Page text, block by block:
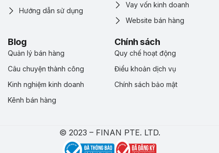
Hướng dẫn sử dụng
Vay vốn kinh doanh
Website bán hàng
Blog
Quản lý bán hàng
Câu chuyện thành công
Kinh nghiệm kinh doanh
Kênh bán hàng
Chính sách
Quy chế hoạt động
Điểu khoản dịch vụ
Chính sách bảo mật
© 2023 – FINAN PTE. LTD.